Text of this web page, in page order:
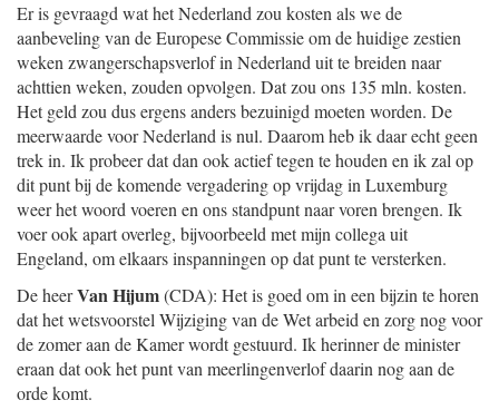
Er is gevraagd wat het Nederland zou kosten als we de
aanbeveling van de Europese Commissie om de huidige zestien
weken zwangerschapsverlof in Nederland uit te breiden naar
achttien weken, zouden opvolgen. Dat zou ons 135 mln. kosten.
Het geld zou dus ergens anders bezuinigd moeten worden. De
meerwaarde voor Nederland is nul. Daarom heb ik daar echt geen
trek in. Ik probeer dat dan ook actief tegen te houden en ik zal op
dit punt bij de komende vergadering op vrijdag in Luxemburg
weer het woord voeren en ons standpunt naar voren brengen. Ik
voer ook apart overleg, bijvoorbeeld met mijn collega uit
Engeland, om elkaars inspanningen op dat punt te versterken.
De heerVan Hijum(CDA): Het is goed om in een bijzin te horen
dat het wetsvoorstel Wijziging van de Wet arbeid en zorg nog voor
de zomer aan de Kamer wordt gestuurd. Ik herinner de minister
eraan dat ook het punt van meerlingenverlof daarin nog aan de
orde komt.